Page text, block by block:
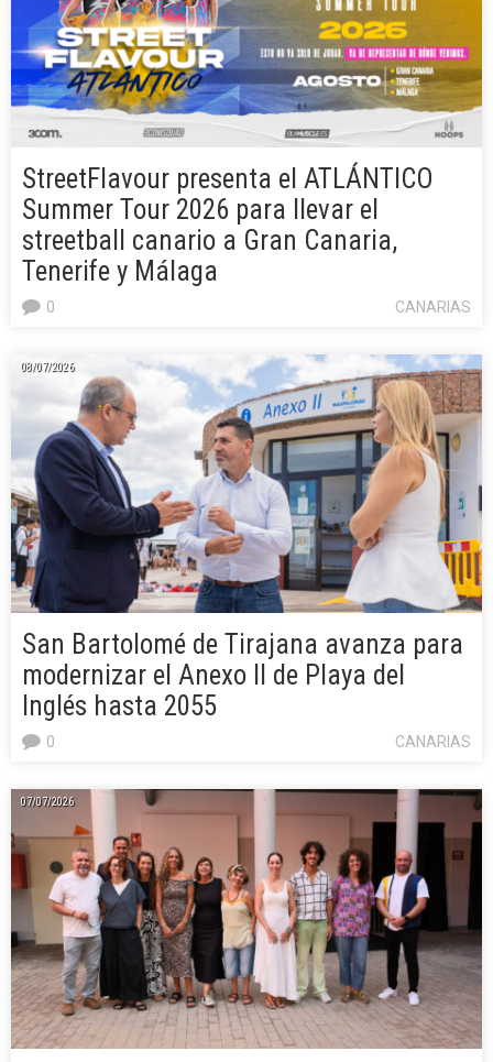
StreetFlavour presenta el ATLÁNTICO
Summer Tour 2026 para llevar el
streetball canario a Gran Canaria,
Tenerife y Málaga
CANARIAS
0
08/07/2026
San Bartolomé de Tirajana avanza para
modernizar el Anexo II de Playa del
Inglés hasta 2055
CANARIAS
0
07/07/2026